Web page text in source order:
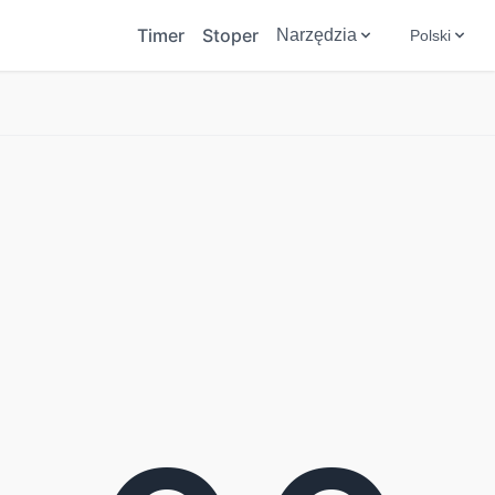
Timer Stoper Narzędzia Polski